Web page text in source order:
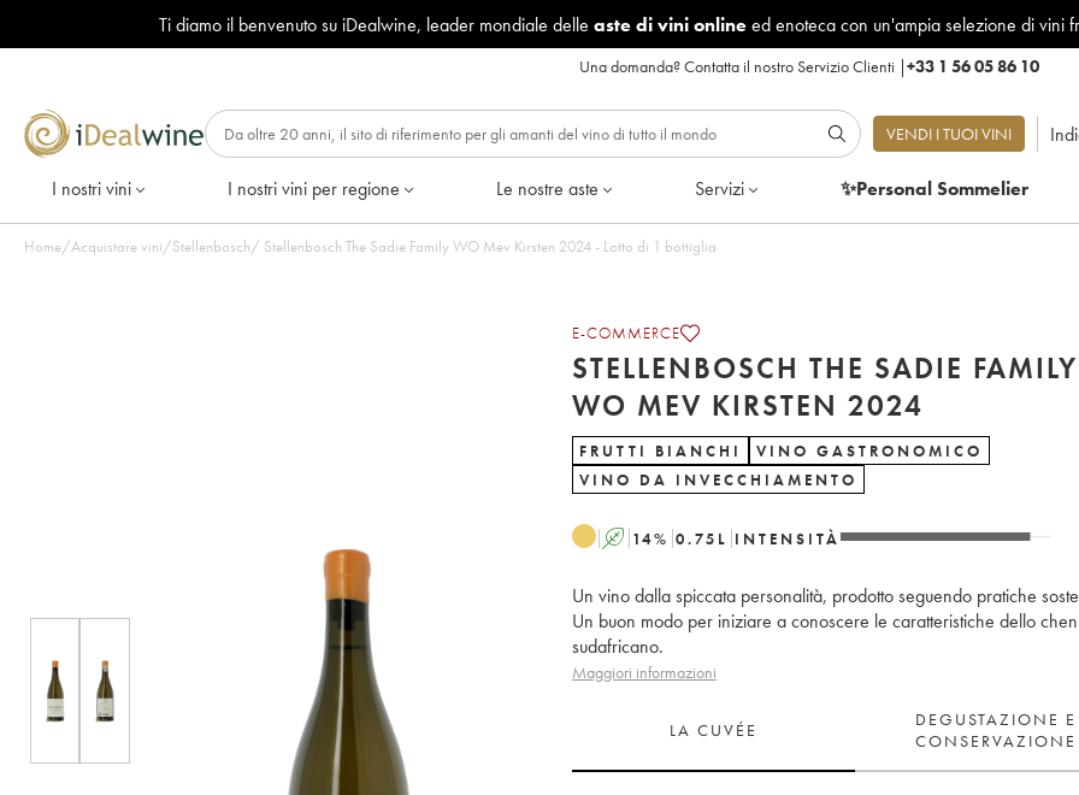
Ti diamo il benvenuto su iDealwine, leader mondiale delle aste di vini onlineed enoteca con un'ampia selezione di vini
Una domanda?Contatta il nostro Servizio Clienti |+33 1 56 05 86 10
VENDI I TUOI VINI
I nostri vini I nostri vini per regione Le nostre aste Servizi ✨Personal Sommelier
Home/Acquistare vini/Stellenbosch/ Stellenbosch The Sadie Family WO Mev Kirsten 2024 - Lotto di 1 bottiglia
E-COMMERCE
STELLENBOSCH THE SADIE FAMILY
WO MEV KIRSTEN 2024
FRUTTI BIANCHI
VINO GASTRONOMICO
VINO DA INVECCHIAMENTO
A 14% 0.75 L INTENSITÀ
Un vino dalla spiccata personalità, prodotto seguendo pratiche
Un buon modo per iniziare a conoscere le caratteristiche dello
sudafricano.
Maggiori informazioni
LA CUVÉE
DEGUSTAZIONE E
CONSERVAZIONE